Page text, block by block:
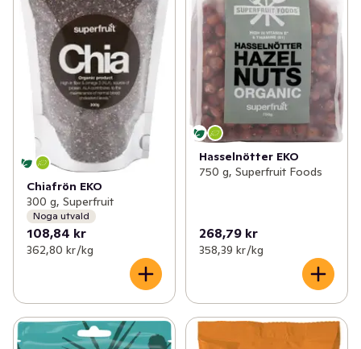
Chiafrön EKO
300 g, Superfruit
Noga utvald
108,84 kr
362,80 kr /kg
Hasselnötter EKO
750 g, Superfruit Foods
268,79 kr
358,39 kr /kg